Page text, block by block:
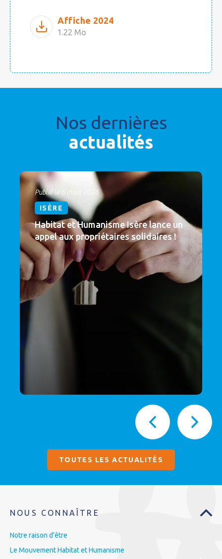
Affiche 2024
1.22 Mo
Nos dernières
actualités
Publié le 6 mars 2026
ISÈRE
Habitat et Humanisme Isère lance un
appel aux propriétaires solidaires !
TOUTES LES ACTUALITÉS
NOUS CONNAÎTRE
Notre raison d’être
Le Mouvement Habitat et Humanisme